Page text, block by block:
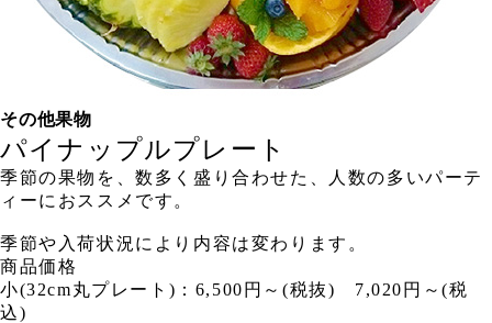
その他果物
パイナップルプレート
季節の果物を、数多く盛り合わせた、人数の多いパーテ
ィーにおススメです。
季節や入荷状況により内容は変わります。
商品価格
小(32cm丸プレート)：6,500円～(税抜) 7,020円～(税
込)